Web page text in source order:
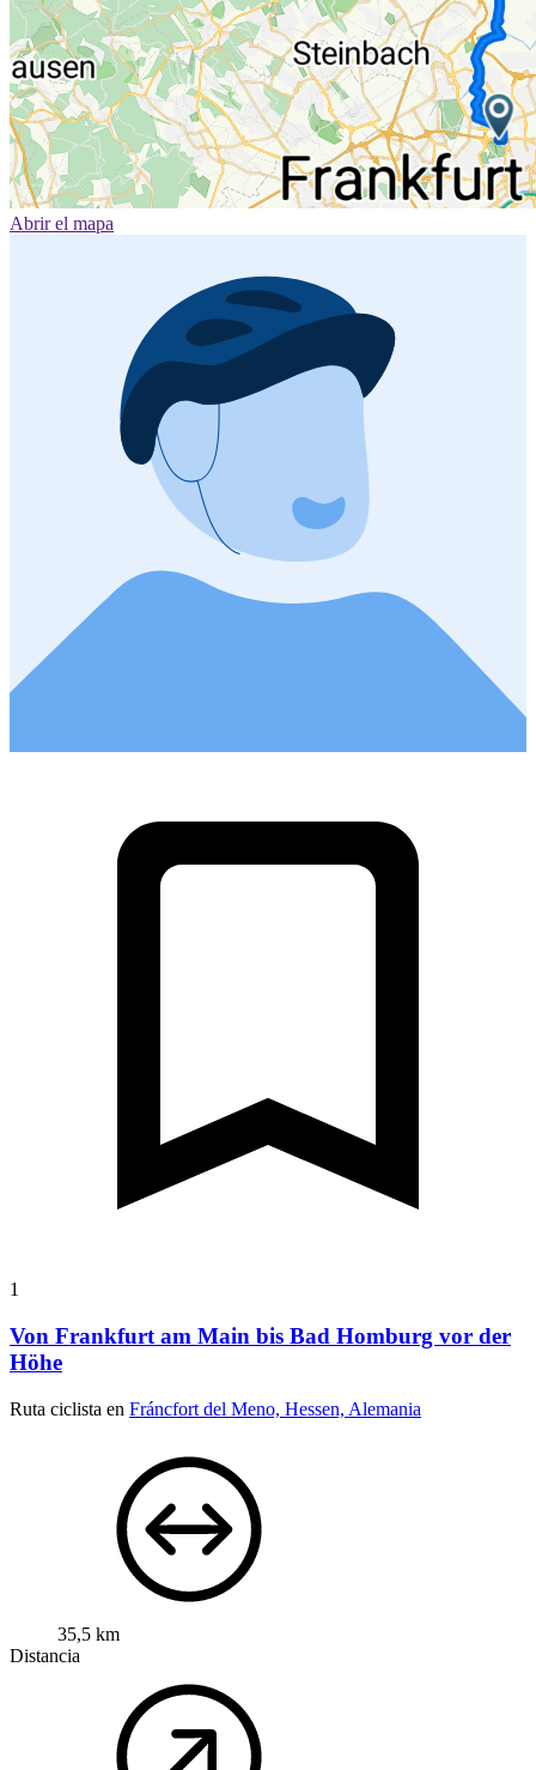
Abrir el mapa
1
Von Frankfurt am Main bis Bad Homburg vor der
Höhe
Ruta ciclista en Fráncfort del Meno, Hessen, Alemania
35,5 km
Distancia